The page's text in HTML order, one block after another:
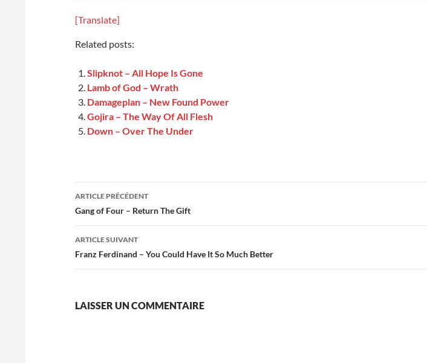
[Translate]
Related posts:
Slipknot – All Hope Is Gone
Lamb of God – Wrath
Damageplan – New Found Power
Gojira – The Way Of All Flesh
Down – Over The Under
Navigation
des
articles
ARTICLE PRÉCÉDENT
Gang of Four – Return The Gift
ARTICLE SUIVANT
Franz Ferdinand – You Could Have It So Much Better
LAISSER UN COMMENTAIRE